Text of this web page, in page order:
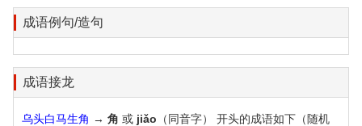
成语例句/造句
成语接龙
乌头白马生角 → 角 或 jiǎo （同音字） 开头的成语如下（随机